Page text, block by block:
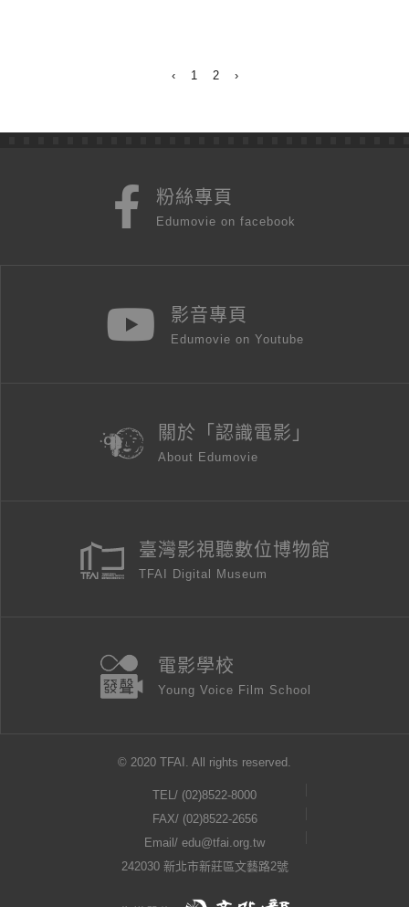
‹ 1 2 ›
粉絲專頁
Edumovie on facebook
影音專頁
Edumovie on Youtube
關於「認識電影」
About Edumovie
臺灣影視聽數位博物館
TFAI Digital Museum
電影學校
Young Voice Film School
© 2020 TFAI. All rights reserved.
TEL/ (02)8522-8000
FAX/ (02)8522-2656
Email/ edu@tfai.org.tw
242030 新北市新莊區文藝路2號